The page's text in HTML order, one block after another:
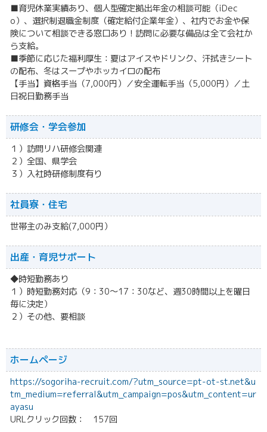
■育児休業実績あり、個人型確定拠出年金の相談可能（iDec
o）、選択制退職金制度（確定給付企業年金）、社内でお金や保
険について相談できる窓口あり！訪問に必要な備品は全て会社か
ら支給。
■季節に応じた福利厚生：夏はアイスやドリンク、汗拭きシート
の配布、冬はスープやホッカイロの配布
【手当】資格手当（7,000円）／安全運転手当（5,000円）／土
日祝日勤務手当
研修会・学会参加
１）訪問リハ研修会関連
２）全国、県学会
３）入社時研修制度有り
社員寮・住宅
世帯主のみ支給(7,000円）
出産・育児サポート
◆時短勤務あり
１）時短勤務対応（9：30～17：30など、週30時間以上を曜日
毎に決定）
２）その他、要相談
ホームページ
https://sogoriha-recruit.com/?utm_source=pt-ot-st.net&u
tm_medium=referral&utm_campaign=pos&utm_content=ur
ayasu
URLクリック回数： 157回